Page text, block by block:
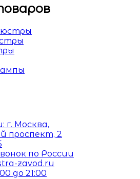
г. Москва,
проспект, 2
по России
zavod.ru
до 21:00